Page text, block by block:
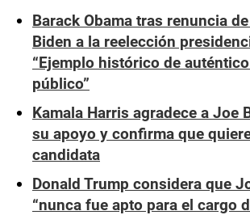
Barack Obama tras renuncia
Biden a la reelección
“Ejemplo histórico de
público”
Kamala Harris agradece a Joe
su apoyo y confirma que
candidata
Donald Trump considera que
“nunca fue apto para el cargo